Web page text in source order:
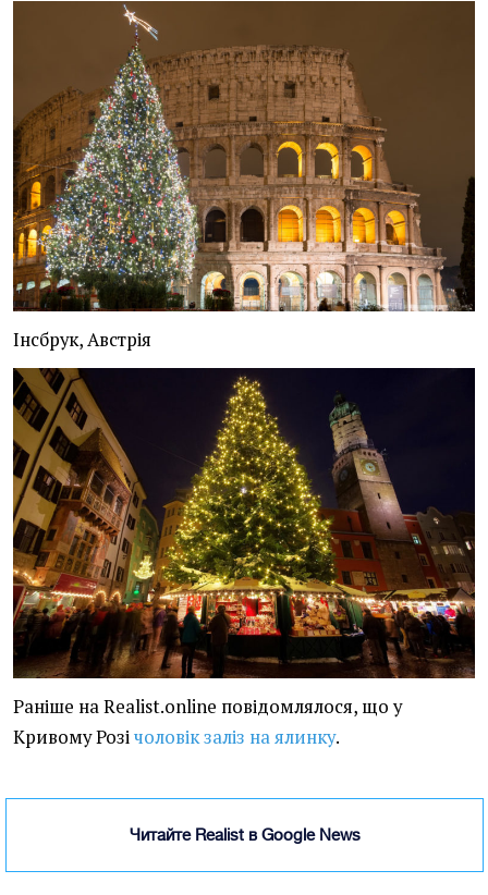
Інсбрук, Австрія
Раніше на Realist.online повідомлялося, що у
Кривому Розічоловік заліз на ялинку.
Читайте Realist в Google News